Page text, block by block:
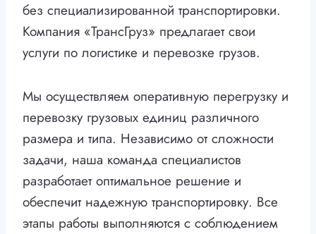
без специализированной транспортировки.
Компания «ТрансГруз» предлагает свои
услуги по логистике и перевозке грузов.
Мы осуществляем оперативную перегрузку и
перевозку грузовых единиц различного
размера и типа. Независимо от сложности
задачи, наша команда специалистов
разработает оптимальное решение и
обеспечит надежную транспортировку. Все
этапы работы выполняются с соблюдением